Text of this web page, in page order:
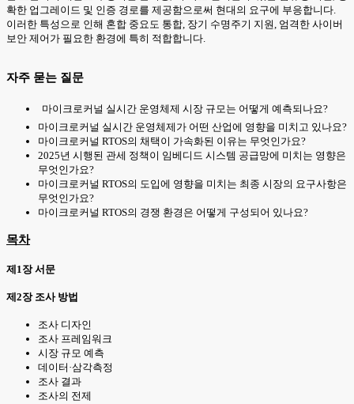
확한 업그레이드 및 인증 경로를 제공함으로써 현대의 요구에 부응합니다.
이러한 특성으로 인해 혼합 중요도 통합, 장기 수명주기 지원, 엄격한 사이버
보안 제어가 필요한 환경에 특히 적합합니다.
자주 묻는 질문
마이크로커널 실시간 운영체제 시장 규모는 어떻게 예측되나요?
마이크로커널 실시간 운영체제가 어떤 산업에 영향을 미치고 있나요?
마이크로커널 RTOS의 채택이 가속화된 이유는 무엇인가요?
2025년 시행된 관세 정책이 임베디드 시스템 공급망에 미치는 영향은
무엇인가요?
마이크로커널 RTOS의 도입에 영향을 미치는 최종 시장의 요구사항은
무엇인가요?
마이크로커널 RTOS의 경쟁 환경은 어떻게 구성되어 있나요?
목차
제1장 서문
제2장 조사 방법
조사 디자인
조사 프레임워크
시장 규모 예측
데이터·삼각측정
조사 결과
조사의 전제